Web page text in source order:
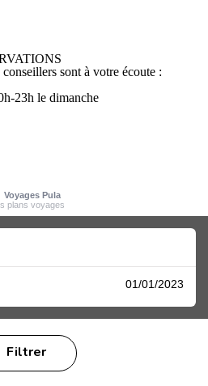
sont à votre écoute :
23h le dimanche
Voyages Pula
plans voyages
01/01/2023
Filtrer